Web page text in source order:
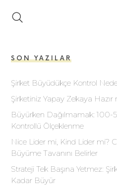
SON YAZILAR
Şirket Büyüdükçe Kontrol
Şirketiniz Yapay Zekaya Hazır
Büyürken Dağılmamak: 100-
Kontrollü Ölçeklenme
Nice Lider mi, Kind Lider mi?
Büyüme Tavanını Belirler
Strateji Tek Başına Yetmez:
Kadar Büyür